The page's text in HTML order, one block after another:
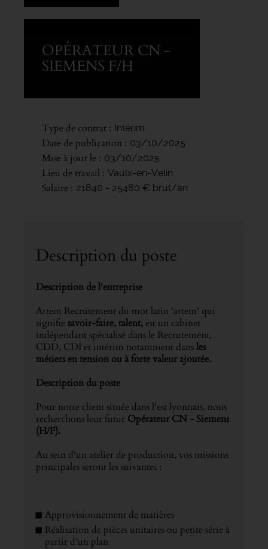
OPÉRATEUR CN -
SIEMENS F/H
Type de contrat Intérim
Date de publication 03/10/2025
Mise à jour le 03/10/2025
Lieu de travail Vaulx-en-Velin
Salaire 21840 - 25480 € brut/an
Description du poste
Description de l'entreprise
Artem Recrutement du mot latin 'artem' qui
signifie savoir-faire, talent, est un cabinet
indépendant spécialisé dans le Recrutement,
CDD, CDI et intérim notamment dansles
métiers en tension ou à forte valeur ajoutée.
Description du poste
Pour notre client située dans l'est lyonnais, nous
recherchons leur futur Opérateur CN - Siemens
(H/F).
Au sein d'un atelier de production, vos missions
principales seront les suivantes :
Approvisionnement de matières
Réalisation de pièces unitaires ou petite série à
partir d'un plan